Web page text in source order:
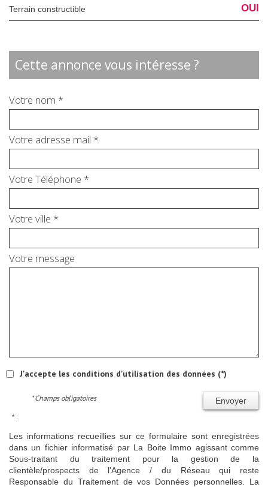
Terrain constructible OUI
cette annonce vous intéresse ?
Votre nom *
Votre adresse mail *
Votre Téléphone *
Votre ville *
Votre message
J'accepte les conditions d'utilisation des données (*)
Envoyer
* Champs obligatoires
* :
Les informations recueillies sur ce formulaire sont enregistrées
dans un fichier informatisé par La Boite Immo agissant comme
Sous-traitant du traitement pour la gestion de la
clientèle/prospects de l'Agence / du Réseau qui reste
Responsable du Traitement de vos Données personnelles. La